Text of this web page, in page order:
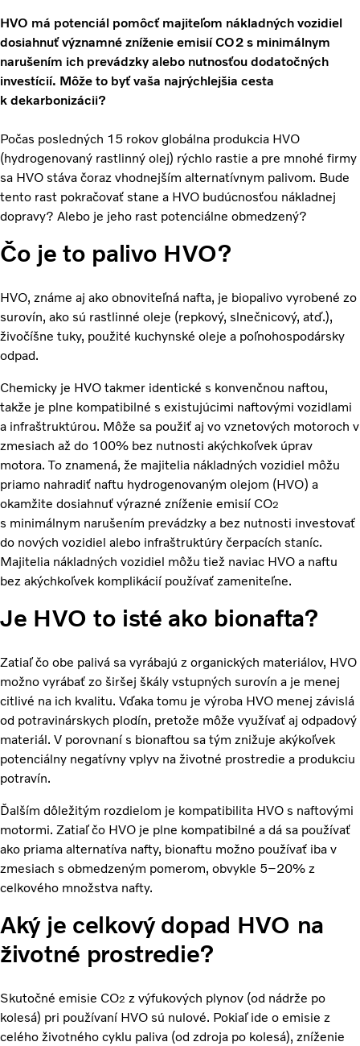
HVO má potenciál pomôcť majiteľom nákladných vozidiel
dosiahnuť významné zníženie emisií CO2 s minimálnym
narušením ich prevádzky alebo nutnosťou dodatočných
investícií. Môže to byť vaša najrýchlejšia cesta
k dekarbonizácii?
Počas posledných 15 rokov globálna produkcia HVO
(hydrogenovaný rastlinný olej) rýchlo rastie a pre mnohé firmy
sa HVO stáva čoraz vhodnejším alternatívnym palivom. Bude
tento rast pokračovať stane a HVO budúcnosťou nákladnej
dopravy? Alebo je jeho rast potenciálne obmedzený?
Čo je to palivo HVO?
HVO, známe aj ako obnoviteľná nafta, je biopalivo vyrobené zo
surovín, ako sú rastlinné oleje (repkový, slnečnicový, atď.),
živočíšne tuky, použité kuchynské oleje a poľnohospodársky
odpad.
Chemicky je HVO takmer identické s konvenčnou naftou,
takže je plne kompatibilné s existujúcimi naftovými vozidlami
a infraštruktúrou. Môže sa použiť aj vo vznetových motoroch v
zmesiach až do 100% bez nutnosti akýchkoľvek úprav
motora. To znamená, že majitelia nákladných vozidiel môžu
priamo nahradiť naftu hydrogenovaným olejom (HVO) a
okamžite dosiahnuť výrazné zníženie emisií CO2
s minimálnym narušením prevádzky a bez nutnosti investovať
do nových vozidiel alebo infraštruktúry čerpacích staníc.
Majitelia nákladných vozidiel môžu tiež naviac HVO a naftu
bez akýchkoľvek komplikácií používať zameniteľne.
Je HVO to isté ako bionafta?
Zatiaľ čo obe palivá sa vyrábajú z organických materiálov, HVO
možno vyrábať zo širšej škály vstupných surovín a je menej
citlivé na ich kvalitu. Vďaka tomu je výroba HVO menej závislá
od potravinárskych plodín, pretože môže využívať aj odpadový
materiál. V porovnaní s bionaftou sa tým znižuje akýkoľvek
potenciálny negatívny vplyv na životné prostredie a produkciu
potravín.
Ďalším dôležitým rozdielom je kompatibilita HVO s naftovými
motormi. Zatiaľ čo HVO je plne kompatibilné a dá sa používať
ako priama alternatíva nafty, bionaftu možno používať iba v
zmesiach s obmedzeným pomerom, obvykle 5–20% z
celkového množstva nafty.
Aký je celkový dopad HVO na
životné prostredie?
Skutočné emisie CO2 z výfukových plynov (od nádrže po
kolesá) pri používaní HVO sú nulové. Pokiaľ ide o emisie z
celého životného cyklu paliva (od zdroja po kolesá), zníženie